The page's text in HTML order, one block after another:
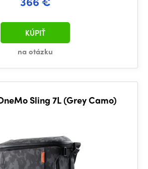
na otázku
KÚPIŤ
Sling 7L (Grey Camo)